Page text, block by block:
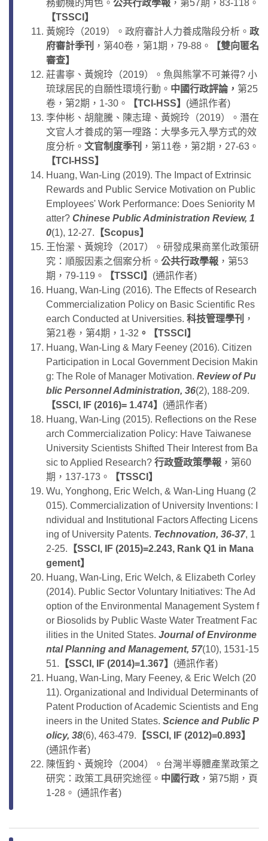
務動機的角色。 公共行政學報 ，第57期，83-118。
【TSSCI 】
黃婉玲（2019）。政府審計人力養成階段分析。 政
府審計季刊 ，第40卷，第1期，79-88。 【雙向匿名
審查】
莊書寧、黃婉玲（2019）。魚與熊掌不可兼得? 小
琉球居民的自願性環境行動。 中國行政評論， 第25
卷，第2期，1-30。
【TCI-HSS】 (通訊作者)
李仲彬、胡龍騰、陳志瑋、黃婉玲（2019）。潛在
文官人才養成的第一哩路：大學多元入學方式的效
度分析。 文官制度季刊 ，第11卷，第2期，27-63。
【TCI-HSS】
Huang, Wan-Ling (2019). The Impact of Extrinsic
Rewards and Public Service Motivation on Public
Employees' Work Performance: Does Seniority M
atter? Chinese Public Administration Review, 1
0(1), 12-27. 【Scopus】
王怡瀠、黃婉玲（2017）。研發成果商業化政策研
究：順服因素之個案分析。 公共行政學報 ，第53
期，79-119。
【TSSCI 】 (通訊作者)
Huang, Wan-Ling (2016). The Effects of Research
Commercialization Policy on Basic Scientific Res
earch Conducted at Universities. 科技管理學刊 ，
第21卷，第4期，1-32 。 【TSSCI 】
Huang, Wan-Ling & Mary Feeney (2016). Citizen
Participation in Local Government Decision Makin
g: The Role of Manager Motivation. Review of Pu
blic Personnel Administration, 36(2), 188-209.
【SSCI , IF (2016)= 1.474】 (通訊作者)
Huang, Wan-Ling (2015). Reflections on the Rese
arch Commercialization Policy: Have Taiwanese
University Scientists Shifted Their Interest from Ba
sic to Applied Research? 行政暨政策學報 ，第60
期，137-173。
【TSSCI 】
Wu, Yonghong, Eric Welch, & Wan-Ling Huang (2
015). Commercialization of University Inventions: I
ndividual and Institutional Factors Affecting Licens
ing of University Patents. Technovation, 36-37, 1
2-25. 【SSCI, IF (2015)=2.243, Rank Q1 in Mana
gement】
Huang, Wan-Ling, Eric Welch, & Elizabeth Corley
(2014). Public Sector Voluntary Initiatives: The Ad
option of the Environmental Management System f
or Biosolids by Public Waste Water Treatment Fac
ilities in the United States. Journal of Environme
ntal Planning and Management, 57(10), 1531-15
51. 【SSCI, IF (2014)=1.367】 (通訊作者)
Huang, Wan-Ling, Mary Feeney, & Eric Welch (20
11). Organizational and Individual Determinants of
Patent Production of Academic Scientists and Eng
ineers in the United States. Science and Public P
olicy, 38(6), 463-479. 【SSCI, IF (2012)=0.893】
(通訊作者)
陳恆鈞、黃婉玲（2004）。台灣半導體產業政策之
研究：政策工具研究途徑。 中國行政 ，第75期，頁
1-28。 (通訊作者)